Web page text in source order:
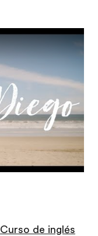
Curso de inglés